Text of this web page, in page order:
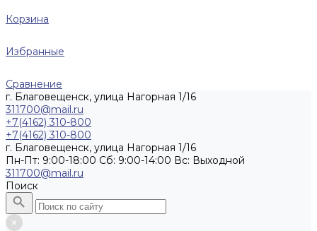
Корзина
Избранные
Сравнение
г. Благовещенск, улица Нагорная 1/16
311700@mail.ru
+7(4162) 310-800
+7(4162) 310-800
г. Благовещенск, улица Нагорная 1/16
Пн-Пт: 9:00-18:00 Cб: 9:00-14:00 Вс: Выходной
311700@mail.ru
Поиск